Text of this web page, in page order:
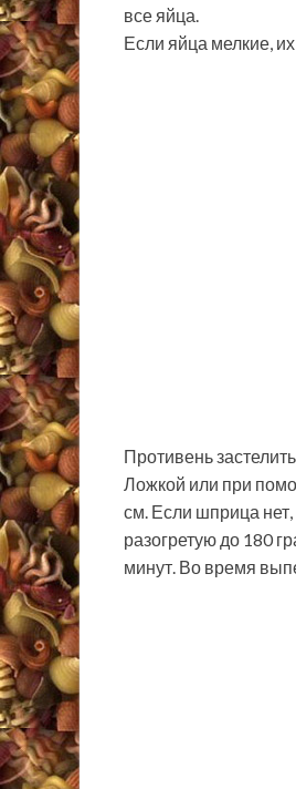
все яйца.
Если яйца мелкие,
Противень
Ложкой или при
см. Если шприца нет,
разогретую до 180
минут. Во время